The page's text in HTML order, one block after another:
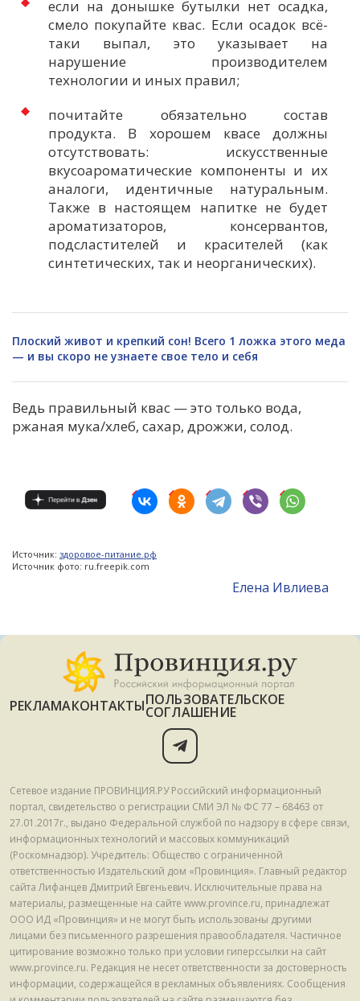
если на донышке бутылки нет осадка,
смело покупайте квас. Если осадок всё-
таки выпал, это указывает на
нарушение производителем
технологии и иных правил;
почитайте обязательно состав
продукта. В хорошем квасе должны
отсутствовать: искусственные
вкусоароматические компоненты и их
аналоги, идентичные натуральным.
Также в настоящем напитке не будет
ароматизаторов, консервантов,
подсластителей и красителей (как
синтетических, так и неорганических).
Плоский живот и крепкий сон! Всего 1 ложка этого меда
— и вы скоро не узнаете свое тело и себя
Ведь правильный квас — это только вода,
ржаная мука/хлеб, сахар, дрожжи, солод.
Источник: здоровое-питание.рф
Источник фото: ru.freepik.com
Елена Ивлиева
РЕКЛАМАКОНТАКТЫПОЛЬЗОВАТЕЛЬСКОЕ
СОГЛАШЕНИЕ
Сетевое издание ПРОВИНЦИЯ.РУ Российский информационный
портал, свидетельство о регистрации СМИ ЭЛ № ФС 77 – 68463 от
27.01.2017г., выдано Федеральной службой по надзору в сфере связи,
информационных технологий и массовых коммуникаций
(Роскомнадзор). Учредитель: Общество с ограниченной
ответственностью Издательский дом «Провинция». Главный редактор
сайта Лифанцев Дмитрий Евгеньевич. Исключительные права на
материалы, размещенные на сайте www.province.ru, принадлежат
ООО ИД «Провинция» и не могут быть использованы другими
лицами без письменного разрешения правообладателя. Частичное
цитирование возможно только при условии гиперссылки на сайт
www.province.ru. Редакция не несет ответственности за достоверность
информации, содержащейся в рекламных объявлениях. Сообщения